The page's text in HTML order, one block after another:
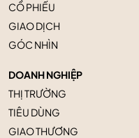
CỔ PHIẾU
GIAO DỊCH
GÓC NHÌN
DOANH NGHIỆP
THỊ TRƯỜNG
TIÊU DÙNG
GIAO THƯƠNG